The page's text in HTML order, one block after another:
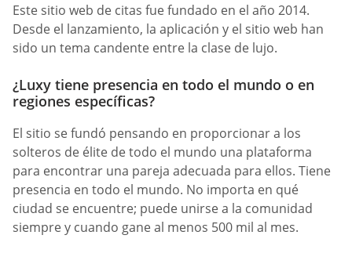
Este sitio web de citas fue fundado en el año 2014.
Desde el lanzamiento, la aplicación y el sitio web han
sido un tema candente entre la clase de lujo.
¿Luxy tiene presencia en todo el mundo o en
regiones específicas?
El sitio se fundó pensando en proporcionar a los
solteros de élite de todo el mundo una plataforma
para encontrar una pareja adecuada para ellos. Tiene
presencia en todo el mundo. No importa en qué
ciudad se encuentre; puede unirse a la comunidad
siempre y cuando gane al menos 500 mil al mes.